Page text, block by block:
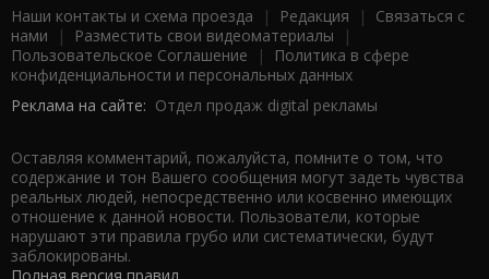
Наши контакты и схема проезда | Редакция | Связаться с
нами | Разместить свои видеоматериалы |
Пользовательское Соглашение |
Политика в сфере
конфиденциальности и персональных данных
Реклама на сайте: Отдел продаж digital рекламы
Оставляя комментарий, пожалуйста, помните о том, что
содержание и тон Вашего сообщения могут задеть чувства
реальных людей, непосредственно или косвенно имеющих
отношение к данной новости. Пользователи, которые
нарушают эти правила грубо или систематически, будут
заблокированы.